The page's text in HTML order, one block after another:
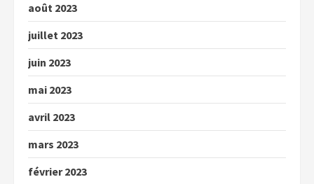
août 2023
juillet 2023
juin 2023
mai 2023
avril 2023
mars 2023
février 2023